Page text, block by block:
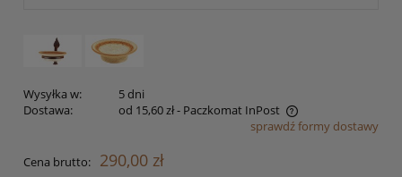
Wysyłka w:
5 dni
Dostawa:
od 15,60 zł- Paczkomat InPost
Cena nie zawiera ewentualnych kosztów płatnościsprawdź formy dostawy
Cena brutto: 290,00 zł